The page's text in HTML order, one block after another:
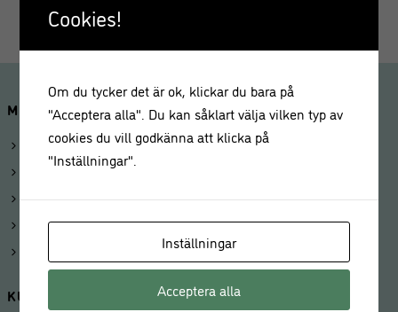
MINA SIDOR
Logga in
Mitt konto
Beställningar
Kunduppgifter
KUNDSERVICE
Cookies!
Om du tycker det är ok, klickar du bara på
"Acceptera alla". Du kan såklart välja vilken typ av
cookies du vill godkänna att klicka på
"Inställningar".
Inställningar
Acceptera alla